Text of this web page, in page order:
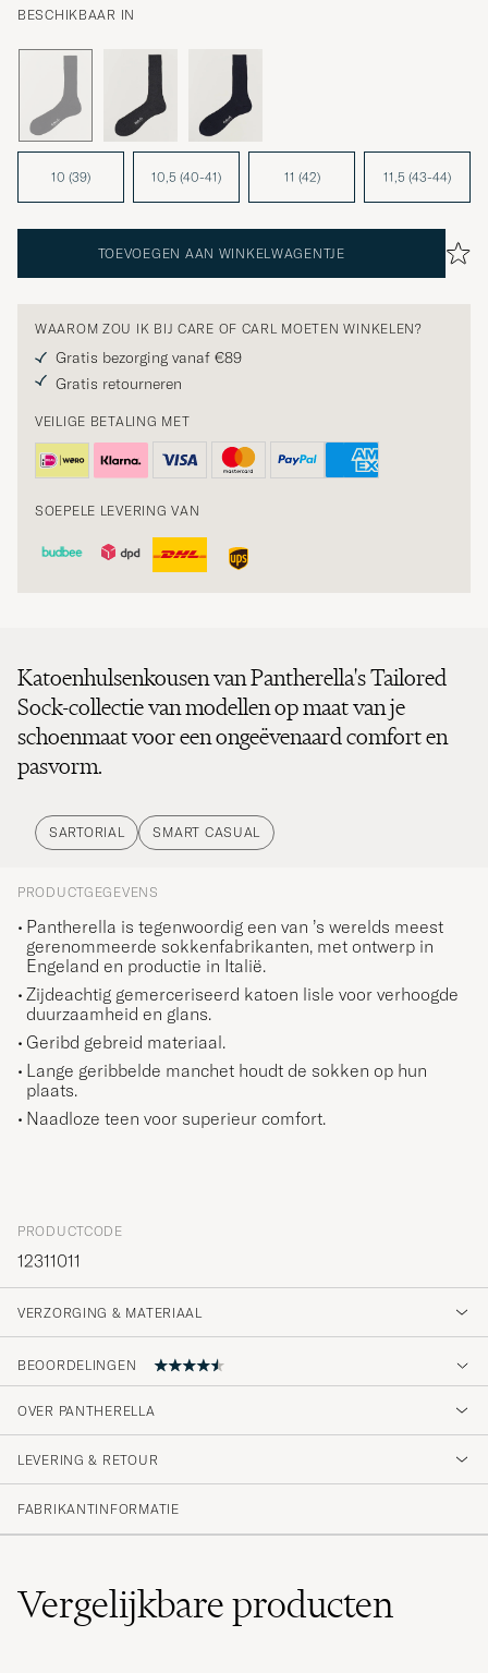
BESCHIKBAAR IN
10 (39) 10,5 (40-41) 11 (42) 11,5 (43-44)
TOEVOEGEN AAN WINKELWAGENTJE
WAAROM ZOU IK BIJ CARE OF CARL MOETEN WINKELEN?
Gratis bezorging vanaf €89
Gratis retourneren
VEILIGE BETALING MET
SOEPELE LEVERING VAN
Katoenhulsenkousen van Pantherella's Tailored
Sock-collectie van modellen op maat van je
schoenmaat voor een ongeëvenaard comfort en
pasvorm.
SARTORIAL SMART CASUAL
PRODUCTGEGEVENS
Pantherella is tegenwoordig een van ’s werelds meest
gerenommeerde sokkenfabrikanten, met ontwerp in
Engeland en productie in Italië.
Zijdeachtig gemerceriseerd katoen lisle voor verhoogde
duurzaamheid en glans.
Geribd gebreid materiaal.
Lange geribbelde manchet houdt de sokken op hun
plaats.
Naadloze teen voor superieur comfort.
PRODUCTCODE
12311011
VERZORGING & MATERIAAL
BEOORDELINGEN
4.5
(4)
(1)
(1)
OVER PANTHERELLA
LEVERING & RETOUR
FABRIKANTINFORMATIE
Vergelijkbareproducten